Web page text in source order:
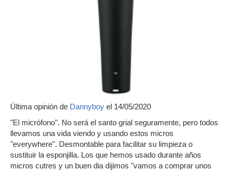
Última opinión de Dannyboy el 14/05/2020
"El micrófono". No será el santo grial seguramente, pero todos
llevamos una vida viendo y usando estos micros
"everywhere". Desmontable para facilitar su limpieza o
sustituir la esponjilla. Los que hemos usado durante años
micros cutres y un buen dia dijimos "vamos a comprar unos